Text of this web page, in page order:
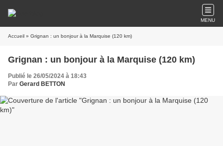
MENU
Accueil » Grignan : un bonjour à la Marquise (120 km)
Grignan : un bonjour à la Marquise (120 km)
Publié le 26/05/2024 à 18:43
Par Gerard BETTON